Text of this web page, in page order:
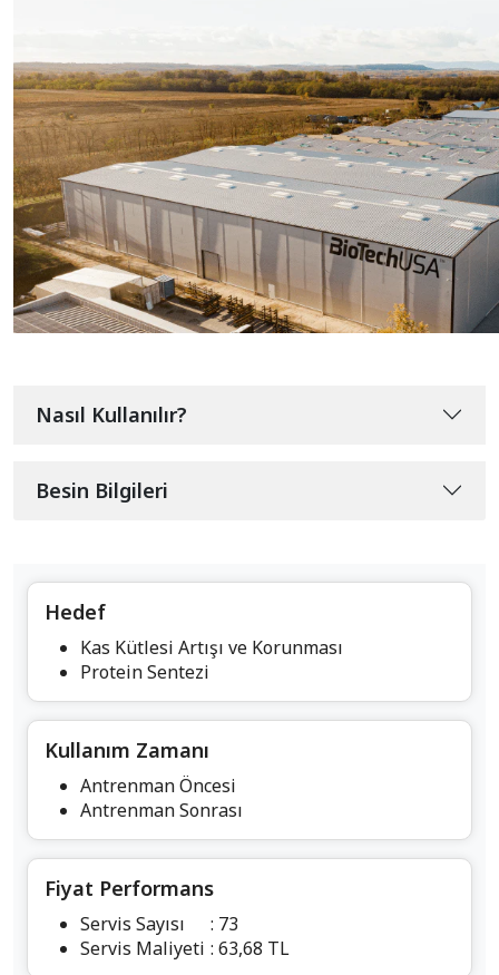
Nasıl Kullanılır?
Besin Bilgileri
Hedef
Kas Kütlesi Artışı ve Korunması
Protein Sentezi
Kullanım Zamanı
Antrenman Öncesi
Antrenman Sonrası
Fiyat Performans
Servis Sayısı
: 73
Servis Maliyeti : 63,68 TL